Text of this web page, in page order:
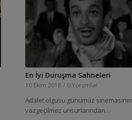
En İyi Duruşma Sahneleri
10 Ekim 2018 / 0 Yorumlar
Adalet olgusu günümüz sinemasının
vazgeçilmez unsurlarından…